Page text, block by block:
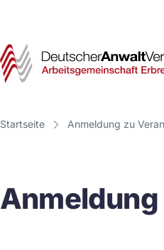
Startseite Anmeldung zu